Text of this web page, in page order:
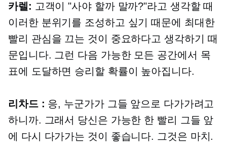
카렐: 고객이 "사야 할까 말까?"라고 생각할 때
이러한 분위기를 조성하고 싶기 때문에 최대한
빨리 관심을 끄는 것이 중요하다고 생각하기 때
문입니다. 그런 다음 가능한 모든 공간에서 목
표에 도달하면 승리할 확률이 높아집니다.
리차드 : 응, 누군가가 그들 앞으로 다가가려고
하니까. 그래서 당신은 가능한 한 빨리 그들 앞
에 다시 다가가는 것이 좋습니다. 그것은 마치.